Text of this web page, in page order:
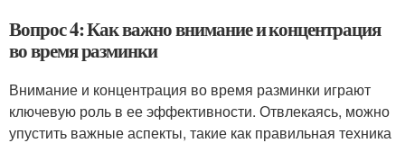
Вопрос 4: Как важно внимание и концентрация
во время разминки
Внимание и концентрация во время разминки играют
ключевую роль в ее эффективности. Отвлекаясь, можно
упустить важные аспекты, такие как правильная техника